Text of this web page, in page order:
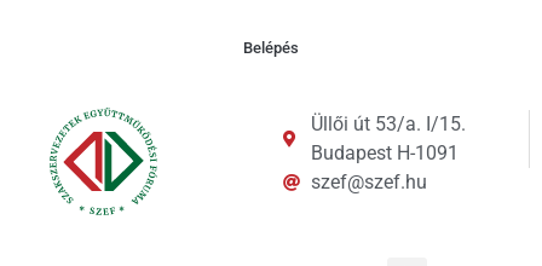
Belépés
Üllői út 53/a. I/15.
Budapest H-1091
szef@szef.hu